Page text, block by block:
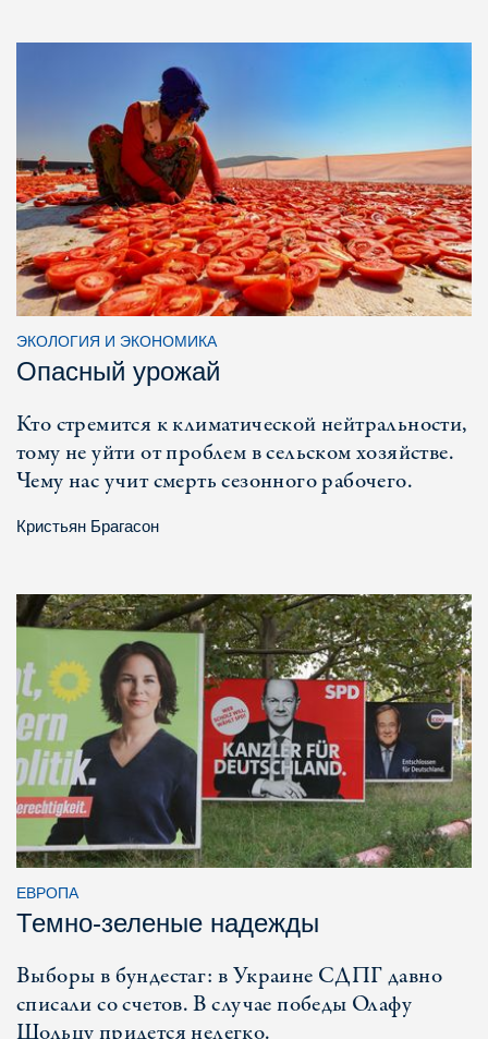
ЭКОЛОГИЯ И ЭКОНОМИКА
Опасный урожай
Кто стремится к климатической нейтральности,
тому не уйти от проблем в сельском хозяйстве.
Чему нас учит смерть сезонного рабочего.
Кристьян Брагасон
ЕВРОПА
Темно-зеленые надежды
Выборы в бундестаг: в Украине СДПГ давно
списали со счетов. В случае победы Олафу